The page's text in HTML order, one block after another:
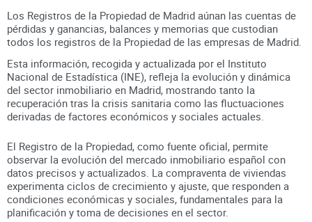
Los Registros de la Propiedad de Madrid aúnan las cuentas de
pérdidas y ganancias, balances y memorias que custodian
todos los registros de la Propiedad de las empresas de Madrid
Esta información, recogida y actualizada por el Instituto
Nacional de Estadística (INE), refleja la evolución y dinámica
del sector inmobiliario en Madrid, mostrando tanto la
recuperación tras la crisis sanitaria como las fluctuaciones
derivadas de factores económicos y sociales actuales.
El Registro de la Propiedad, como fuente oficial, permite
observar la evolución del mercado inmobiliario español con
datos precisos y actualizados. La compraventa de viviendas
experimenta ciclos de crecimiento y ajuste, que responden a
condiciones económicas y sociales, fundamentales para la
planificación y toma de decisiones en el sector.